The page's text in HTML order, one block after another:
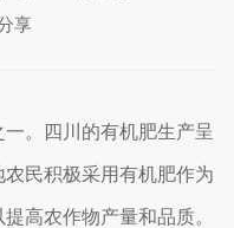
享
。四川的有机肥生产呈
民积极采用有机肥作为
高农作物产量和品质。